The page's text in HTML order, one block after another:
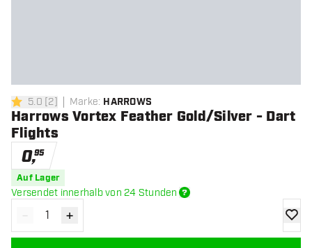
5 Bewertungssterne
5.0 [2] Marke: HARROWS
Harrows Vortex Feather Gold/Silver - Dart
Flights
0,95
Auf Lager
Versendet innerhalb von 24 Stunden
Menge verringern
- Menge erhöhen
+ Zur